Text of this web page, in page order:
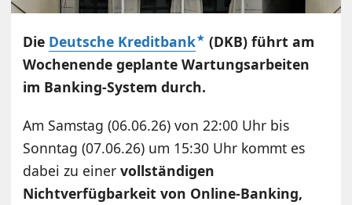
Die Deutsche Kreditbank (DKB)führt am
Wochenende geplante Wartungsarbeiten
im Banking-System durch.
Am Samstag (06.06.26) von 22:00 Uhr bis
Sonntag (07.06.26) um 15:30 Uhr kommt es
dabei zu einervollständigen
Nichtverfügbarkeit von Online-Banking,